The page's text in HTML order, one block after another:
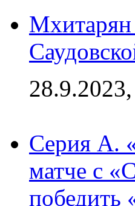
Мхитарян
Серия А.
матче с
победить